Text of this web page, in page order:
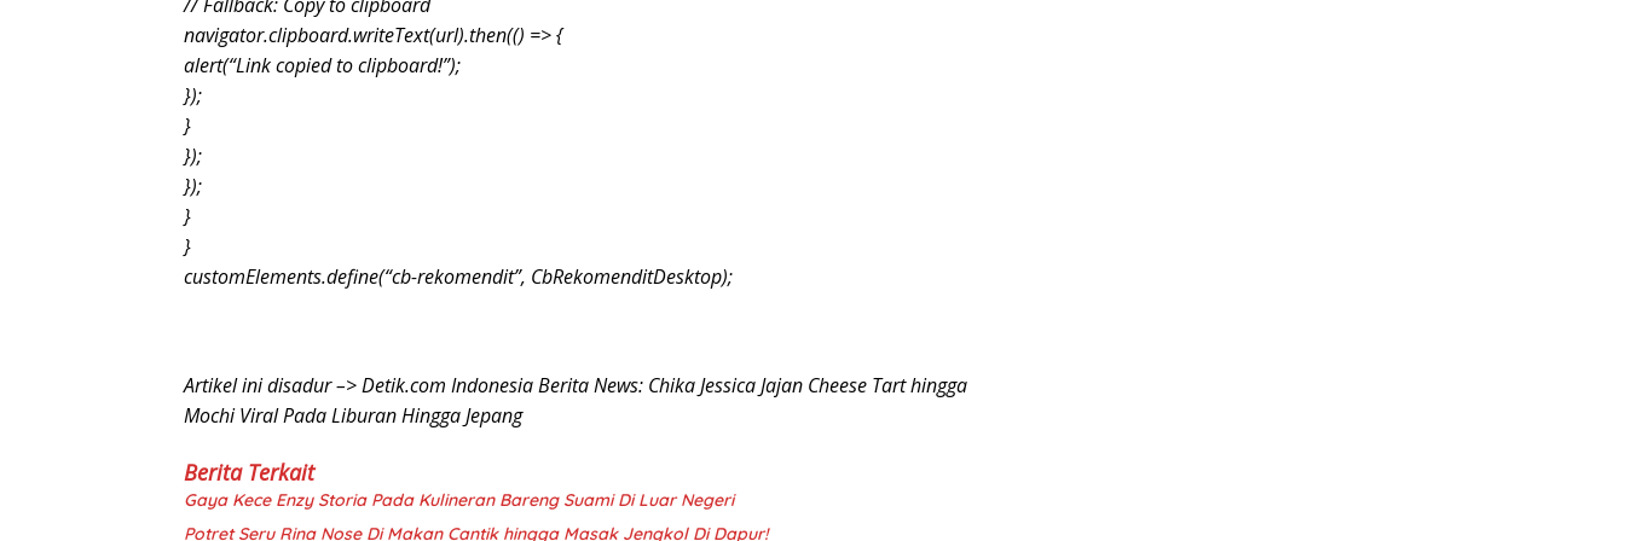
navigator.clipboard.writeText(url).then(() => {
alert(“Link copied to clipboard!”);
});
}
});
});
}
}
customElements.define(“cb-rekomendit”, CbRekomenditDesktop);
Artikel ini disadur –> Detik.com Indonesia Berita News: Chika Jessica Jajan Cheese Tart hingga
Mochi Viral Pada Liburan Hingga Jepang
Berita Terkait
Gaya Kece Enzy Storia Pada Kulineran Bareng Suami Di Luar Negeri
Potret Seru Rina Nose Di Makan Cantik hingga Masak Jengkol Di Dapur!